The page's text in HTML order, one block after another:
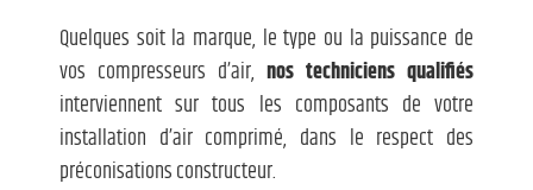
Quelques soit la marque, le type ou la puissance de
vos compresseurs d’air, nos techniciens qualifiés
interviennent sur tous les composants de votre
installation d’air comprimé, dans le respect des
préconisations constructeur.